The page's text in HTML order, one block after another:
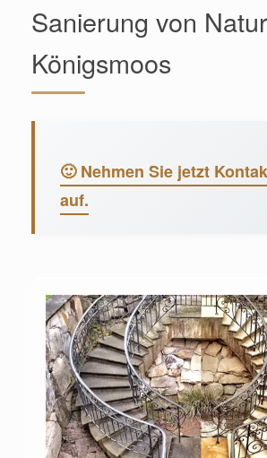
Sanierung von
Königsmoos
🙂 Nehmen Sie jetzt
auf.